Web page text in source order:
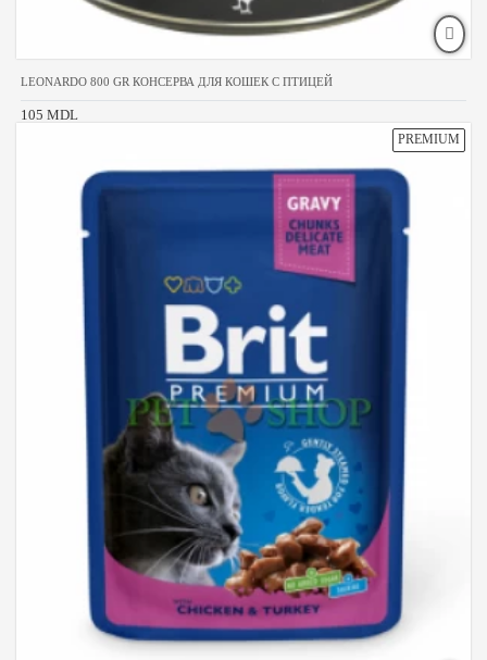
LEONARDO 800 GR КОНСЕРВА ДЛЯ КОШЕК С ПТИЦЕЙ
105 MDL